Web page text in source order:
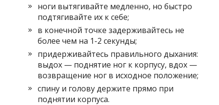
ноги вытягивайте медленно, но быстро
подтягивайте их к себе;
в конечной точке задерживайтесь не
более чем на 1-2 секунды;
придерживайтесь правильного дыхания:
выдох — поднятие ног к корпусу, вдох —
возвращение ног в исходное положение;
спину и голову держите прямо при
поднятии корпуса.